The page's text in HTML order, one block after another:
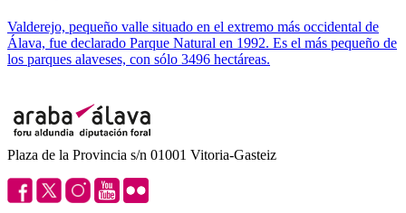
Valderejo, pequeño valle situado en el extremo más occidental de
Álava, fue declarado Parque Natural en 1992. Es el más pequeño de
los parques alaveses, con sólo 3496 hectáreas.
Plaza de la Provincia s/n 01001 Vitoria-Gasteiz